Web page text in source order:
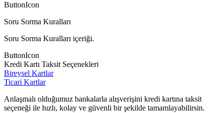
ButtonIcon
Soru Sorma Kuralları
Soru Sorma Kuralları içeriği.
ButtonIcon
Kredi Kartı Taksit Seçenekleri
Bireysel Kartlar
Ticari Kartlar
Anlaşmalı olduğumuz bankalarla alışverişini kredi kartına taksit
seçeneği ile hızlı, kolay ve güvenli bir şekilde tamamlayabilirsin.